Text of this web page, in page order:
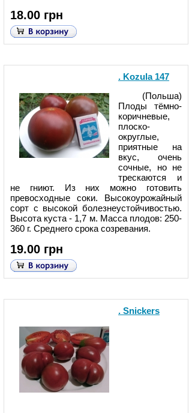
18.00 грн
. Kozula 147
(Польша)
Плоды тёмно-
коричневые,
плоско-
округлые,
приятные на
вкус, очень
сочные, но не
трескаются и
не гниют. Из них можно готовить
превосходные соки. Высокоурожайный
сорт с высокой болезнеустойчивостью.
Высота куста - 1,7 м. Масса плодов: 250-
360 г. Среднего срока созревания.
19.00 грн
. Snickers